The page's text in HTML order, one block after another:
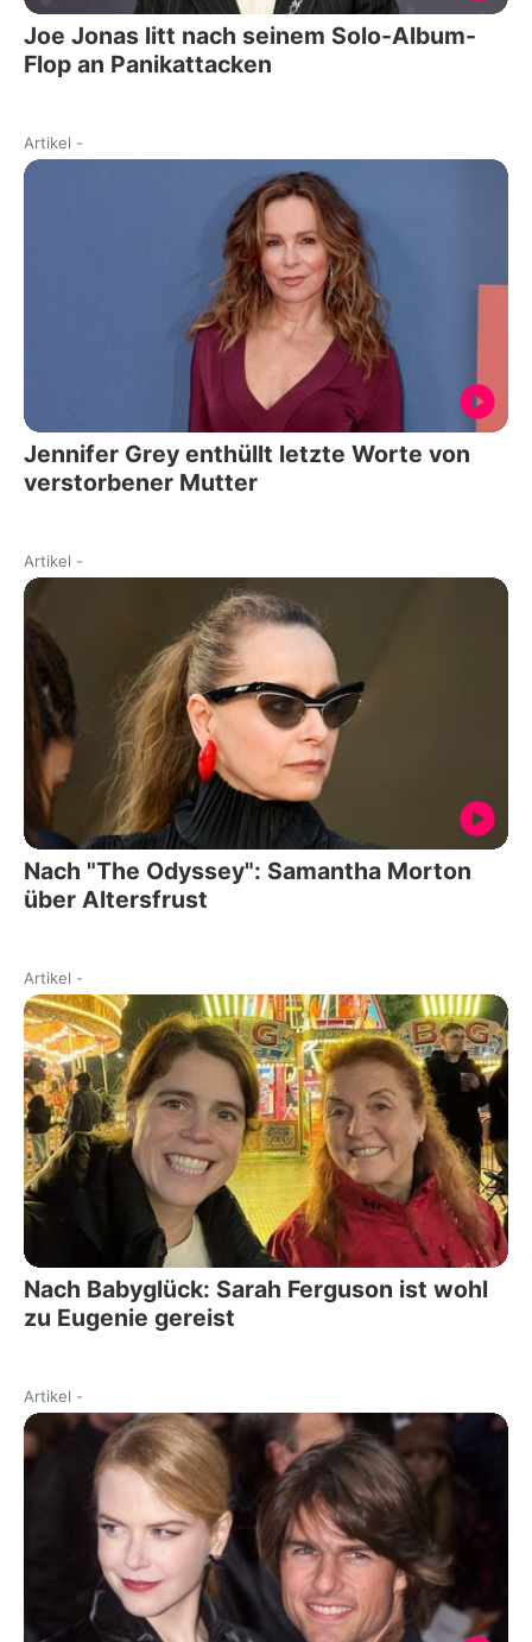
Joe Jonas litt nach seinem Solo-Album-
Flop an Panikattacken
Artikel -
Jennifer Grey enthüllt letzte Worte von
verstorbener Mutter
Artikel -
Nach "The Odyssey": Samantha Morton
über Altersfrust
Artikel -
Nach Babyglück: Sarah Ferguson ist wohl
zu Eugenie gereist
Artikel -